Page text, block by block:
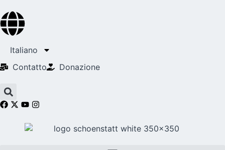
Italiano
Contatto
Donazione